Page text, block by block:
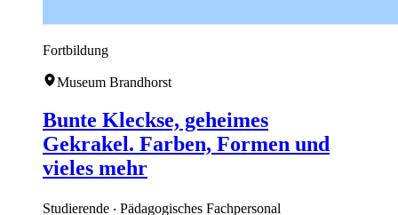
Fortbildung
Museum Brandhorst
Bunte Kleckse, geheimes
Gekrakel. Farben, Formen und
vieles mehr
Studierende ‧ Pädagogisches Fachpersonal